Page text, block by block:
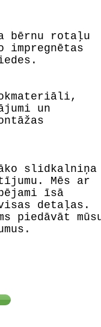
bērnu rotaļu
impregnētas
un
slidkalniņa
Mēs ar
īsā
detaļas.
piedāvāt